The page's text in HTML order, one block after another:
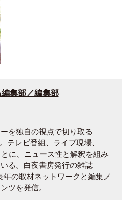
集部／編集部
を独自の視点で切り取る
テレビ番組、ライブ現場、
に、ニュース性と解釈を組み
る。白夜書房発行の雑誌
年の取材ネットワークと編集ノ
ツを発信。